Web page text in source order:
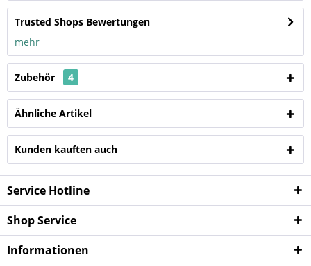
Trusted Shops Bewertungen
mehr
Zubehör 4
Ähnliche Artikel
Kunden kauften auch
Service Hotline
Shop Service
Informationen